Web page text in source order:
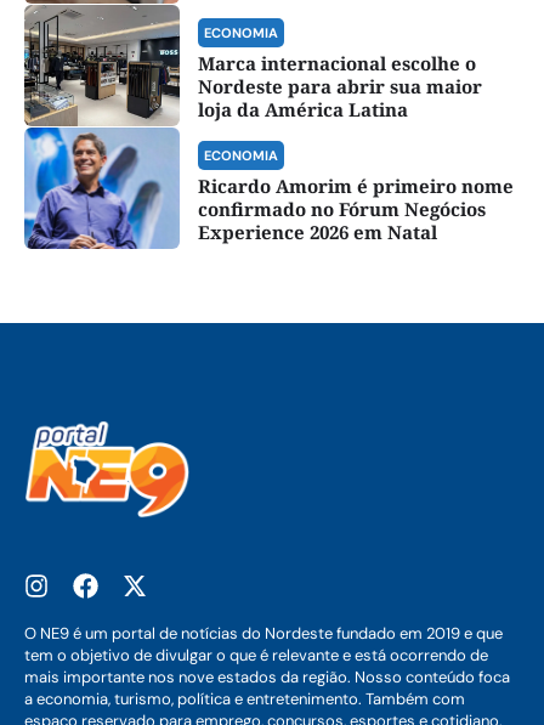
ECONOMIA
Marca internacional escolhe o
Nordeste para abrir sua maior
loja da América Latina
ECONOMIA
Ricardo Amorim é primeiro nome
confirmado no Fórum Negócios
Experience 2026 em Natal
O NE9 é um portal de notícias do Nordeste fundado em 2019 e que
tem o objetivo de divulgar o que é relevante e está ocorrendo de
mais importante nos nove estados da região. Nosso conteúdo foca
a economia, turismo, política e entretenimento. Também com
espaço reservado para emprego, concursos, esportes e cotidiano.